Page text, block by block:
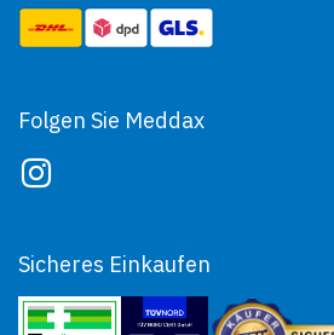
Folgen Sie Meddax
Sicheres Einkaufen